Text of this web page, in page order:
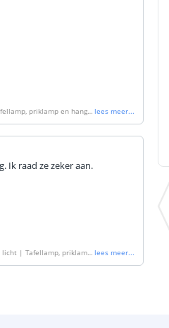
priklamp en hangla lees meer...
Ik raad ze zeker aan.
| Tafellamp, priklamp lees meer...